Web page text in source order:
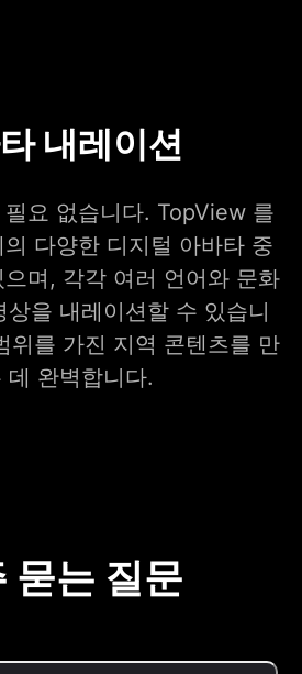
내레이션
요 없습니다. TopView 를
다양한 디지털 아바타 중
며, 각각 여러 언어와 문화
을 내레이션할 수 있습니
위를 가진 지역 콘텐츠를 만
데 완벽합니다.
묻는 질문